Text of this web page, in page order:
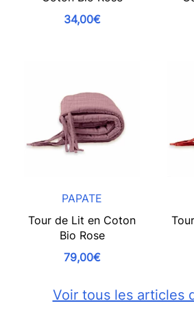
34,00€
PAPATE
Tour de Lit en Coton
Bio Rose
79,00€
Voir tous les articles